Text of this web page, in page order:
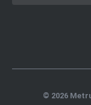
© 2026